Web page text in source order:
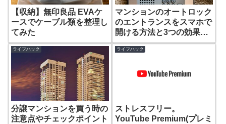
【収納】無印良品 EVAケ
ースでケーブル類を整理し
てみた
マンションのオートロック
のエントランスをスマホで
開ける方法と3つの効果。
鍵を忘れても遠隔操作で開
ける
ライフハック
分譲マンションを買う時の
注意点やチェックポイント
ライフハック
ストレスフリー。
YouTube Premium(プレミ